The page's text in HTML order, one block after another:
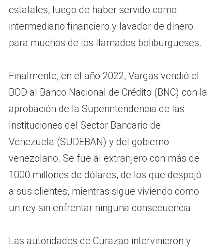
estatales, luego de haber servido como
intermediario financiero y lavador de dinero
para muchos de los llamados boliburgueses.
Finalmente, en el año 2022, Vargas vendió el
BOD al Banco Nacional de Crédito (BNC) con la
aprobación de la Superintendencia de las
Instituciones del Sector Bancario de
Venezuela (SUDEBAN) y del gobierno
venezolano. Se fue al extranjero con más de
1000 millones de dólares, de los que despojó
a sus clientes, mientras sigue viviendo como
un rey sin enfrentar ninguna consecuencia.
Las autoridades de Curazao intervinieron y